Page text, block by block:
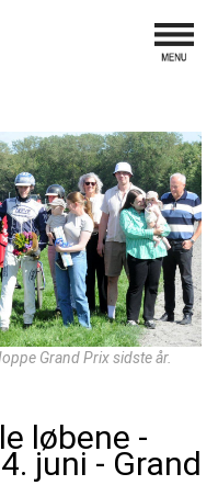
Grand Prix sidste år.
løbene -
juni - Grand